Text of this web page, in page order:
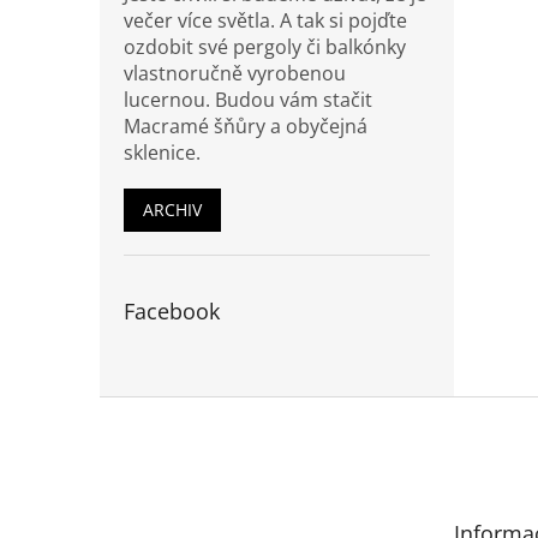
večer více světla. A tak si pojďte
ozdobit své pergoly či balkónky
vlastnoručně vyrobenou
lucernou. Budou vám stačit
Macramé šňůry a obyčejná
sklenice.
ARCHIV
Facebook